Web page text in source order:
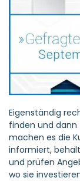
Eigenständig
finden und dann
machen es die
informiert,
und prüfen
wo sie